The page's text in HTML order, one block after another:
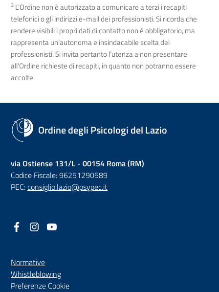
3 L’Ordine non è autorizzato a comunicare a terzi i recapiti
telefonici o gli indirizzi e-mail dei professionisti. Si ricorda che
rendere visibili i propri dati di contatto non è obbligatorio, ma
rappresenta un’autonoma e insindacabile scelta dei
professionisti. Si invita pertanto l’utenza a non presentare
all’Ordine richieste di recapiti, in quanto non potranno essere
accolte.
Ordine degli Psicologi del Lazio
via Ostiense 131/L - 00154 Roma (RM)
Codice Fiscale: 96251290589
PEC:consiglio.lazio@psypec.it
Facebook
(nuova scheda - new tab)
Instagram
(nuova scheda - new tab)
Normative
Whistleblowing(nuova scheda - new tab)
Preferenze Cookie